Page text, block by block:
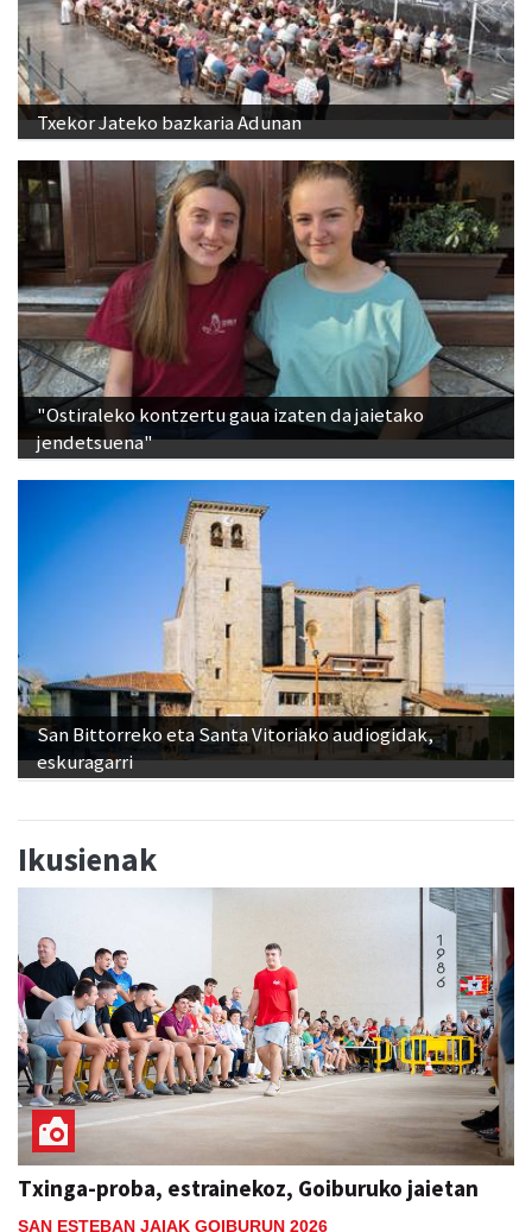
Txekor Jateko bazkaria Adunan
"Ostiraleko kontzertu gaua izaten da jaietako
jendetsuena"
San Bittorreko eta Santa Vitoriako audiogidak,
eskuragarri
Ikusienak
Txinga-proba, estrainekoz, Goiburuko jaietan
SAN ESTEBAN JAIAK GOIBURUN 2026